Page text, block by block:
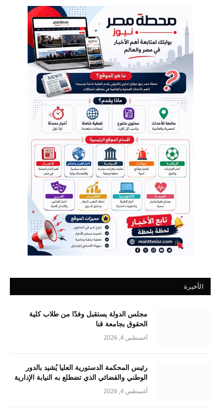
الأخيرة
مجلس الدولة يستقبل وفدًا من طلاب كلية
الحقوق بجامعة قنا
أغسطس 4, 2026
رئيس المحكمة الدستورية العليا يُشيد بالدور
الوطني والقضائي الذي تضطلع به النيابة الإدارية
أغسطس 4, 2026